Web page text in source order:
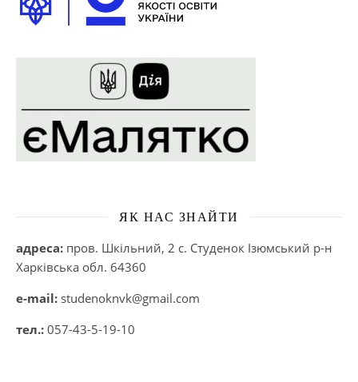
ЯК НАС ЗНАЙТИ
адреса: пров. Шкільний, 2 с. Студенок Ізюмський р-н
Харківська обл. 64360
e-mail: studenoknvk@gmail.com
тел.: 057-43-5-19-10